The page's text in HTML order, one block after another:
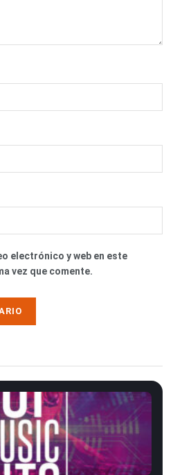
electrónico y web en este
vez que comente.